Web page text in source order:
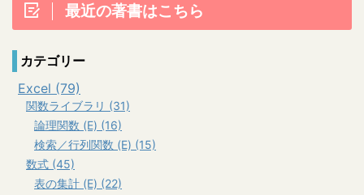
最近の著書はこちら
カテゴリー
Excel (79)
関数ライブラリ (31)
論理関数 (E) (16)
検索／行列関数 (E) (15)
数式 (45)
表の集計 (E) (22)